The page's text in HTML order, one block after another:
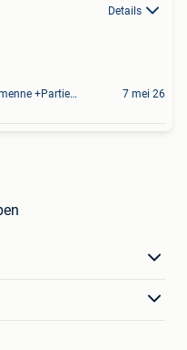
Details
Marche-En-Famenne +Partie De Baillonville Et Noiseux 7 mei 26